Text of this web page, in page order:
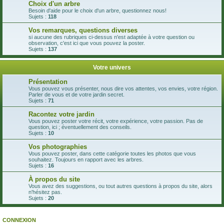
Choix d'un arbre
Besoin d'aide pour le choix d'un arbre, questionnez nous!
Sujets : 118
Vos remarques, questions diverses
si aucune des rubriques ci-dessus n'est adaptée à votre question ou
observation, c'est ici que vous pouvez la poster.
Sujets : 137
Votre univers
Présentation
Vous pouvez vous présenter, nous dire vos attentes, vos envies, votre région.
Parler de vous et de votre jardin secret.
Sujets : 71
Racontez votre jardin
Vous pouvez poster votre récit, votre expérience, votre passion. Pas de
question, ici ; éventuellement des conseils.
Sujets : 10
Vos photographies
Vous pouvez poster, dans cette catégorie toutes les photos que vous
souhaitez. Toujours en rapport avec les arbres.
Sujets : 16
À propos du site
Vous avez des suggestions, ou tout autres questions à propos du site, alors
n'hésitez pas.
Sujets : 20
CONNEXION